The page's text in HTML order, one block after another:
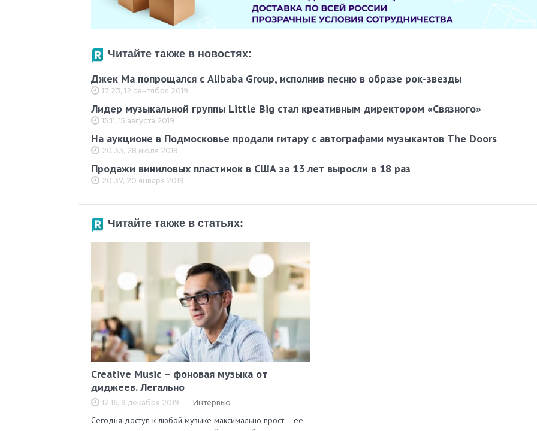
Читайте также в новостях:
Джек Ма попрощался с Alibaba Group, исполнив песню в образе рок-звезды
17:23, 12 сентября 2019
Лидер музыкальной группы Little Big стал креативным директором «Связного»
15:11, 15 августа 2019
На аукционе в Подмосковье продали гитару с автографами музыкантов The Doors
20:33, 28 июля 2019
Продажи виниловых пластинок в США за 13 лет выросли в 18 раз
20:37, 20 января 2019
Читайте также в статьях:
Creative Music – фоновая музыка от
диджеев. Легально
12:16, 9 декабря 2019 Интервью
Сегодня доступ к любой музыке максимально прост – ее